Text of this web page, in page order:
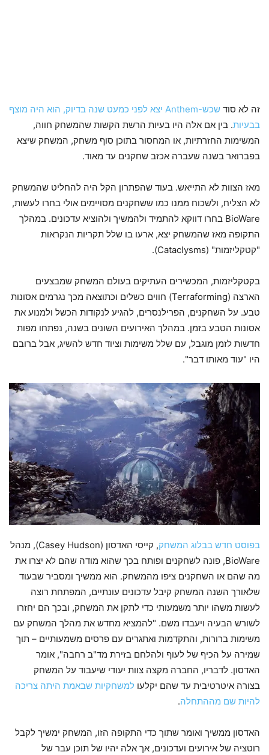
זה לא סוד
שכש-Anthem יצא לפני כמעט שנה בדיוק, הוא היה מוצף
בבעיות. בין אם אלה היו בעיות הרשת הקשות שהמשחק חווה,
המשימות החזרתיות, או המחסור בתוכן סוף משחק, המשחק שיצא
בפברואר בשנה שעברה אכזב שחקנים עד מאוד.
מאז הצוות לא התייאש. בעוד שהפתרון הקל היה להחליט שהמשחק
לא הצליח, ולשכוח ממנו כמו ששחקנים מסויימים אולי בחרו לעשות,
BioWare בחרו דווקא להתמיד ולהמשיך ולהוציא עדכונים. במהלך
התקופה מאז שהמשחק יצא, ארעו בו שלל תקריות הנקראות
"קטקליזמות" (Cataclysms).
בקטקליזמות, המכשירים העתיקים בעולם המשחק שמבצעים
הארצה (Terraforming) חווים כשלים וכתוצאה מכך נגרמים אסונות
טבע. על השחקנים, הפרילנסרים, להגיע לנקודות הכשל ולמנוע את
אסונות הטבע בזמן. במהלך האירועים השונים בשנה, נפתחו מפות
חדשות לזמן מוגבל, עם שלל משימות וציוד חדש להשיג, אבל ברובם
היו "עוד מאותו דבר".
בפוסט חדש בבלוג המשחק
, קייסי האדסון (Casey Hudson), מנהל
BioWare, פונה לשחקנים ופותח בכך שהוא מודה שהם לא יצרו את
מה שהם או השחקנים ציפו מהמשחק. הוא ממשיך ומסביר שבעוד
שלאורך השנה המשחק קיבל עדכונים עונתיים, המפתחת רוצה
לעשות משהו יותר משמעותי כדי לתקן את המשחק, ובכך הם יחזרו
לשורש הבעיה ויעבדו משם. "להמציא מחדש את מהלך המשחק עם
משימות ברורות, והתקדמות ואתגרים עם פרסים משמעותיים – תוך
שמירה על הכיף של לעוף ולהלחם בזירת מד"ב רחבה", אומר
האדסון. לדבריו, החברה מקצה צוות יעודי שיעבוד על המשחק
בצורה איטרטיבית עד שהם יקלעו למשחקיות שבאמת היתה צריכה
להיות שם מההתחלה.
האדסון ממשיך ואומר שתוך כדי התקופה הזו, המשחק ימשיך לקבל
רוטציה של אירועים ועדכונים, אך אלה יהיו של תוכן עבר של